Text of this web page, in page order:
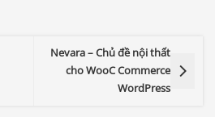
Nevara – Chủ đề nội thất
cho WooC Commerce
WordPress